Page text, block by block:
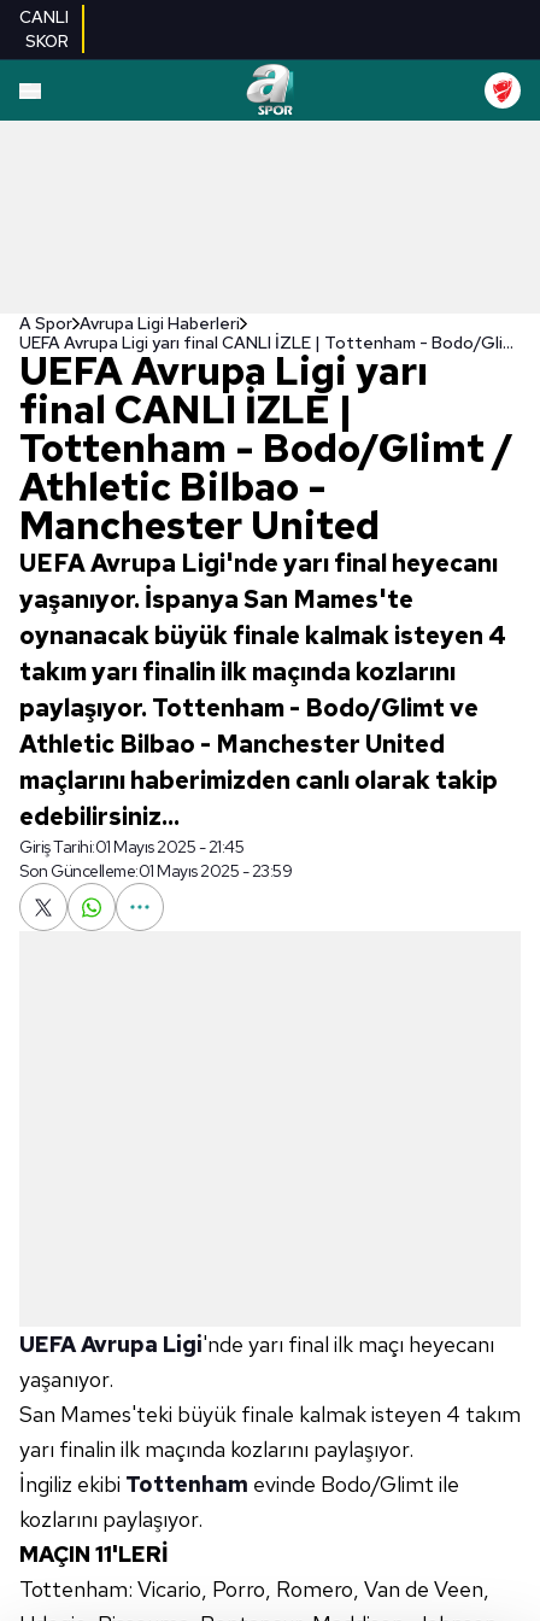
CANLI
SKOR
A Spor Avrupa Ligi Haberleri
UEFA Avrupa Ligi yarı final CANLI İZLE | Tottenham - Bodo/Glimt / Athletic Bilbao - Manchester United
UEFA Avrupa Ligi yarı
final CANLI İZLE |
Tottenham - Bodo/Glimt /
Athletic Bilbao -
Manchester United
UEFA Avrupa Ligi'nde yarı final heyecanı
yaşanıyor. İspanya San Mames'te
oynanacak büyük finale kalmak isteyen 4
takım yarı finalin ilk maçında kozlarını
paylaşıyor. Tottenham - Bodo/Glimt ve
Athletic Bilbao - Manchester United
maçlarını haberimizden canlı olarak takip
edebilirsiniz...
Giriş Tarihi:01 Mayıs 2025 - 21:45
Son Güncelleme:01 Mayıs 2025 - 23:59
UEFA Avrupa Ligi'nde yarı final ilk maçı heyecanı
yaşanıyor.
San Mames'teki büyük finale kalmak isteyen 4 takım
yarı finalin ilk maçında kozlarını paylaşıyor.
İngiliz ekibi Tottenham evinde Bodo/Glimt ile
kozlarını paylaşıyor.
MAÇIN 11'LERİ
Tottenham: Vicario, Porro, Romero, Van de Veen,